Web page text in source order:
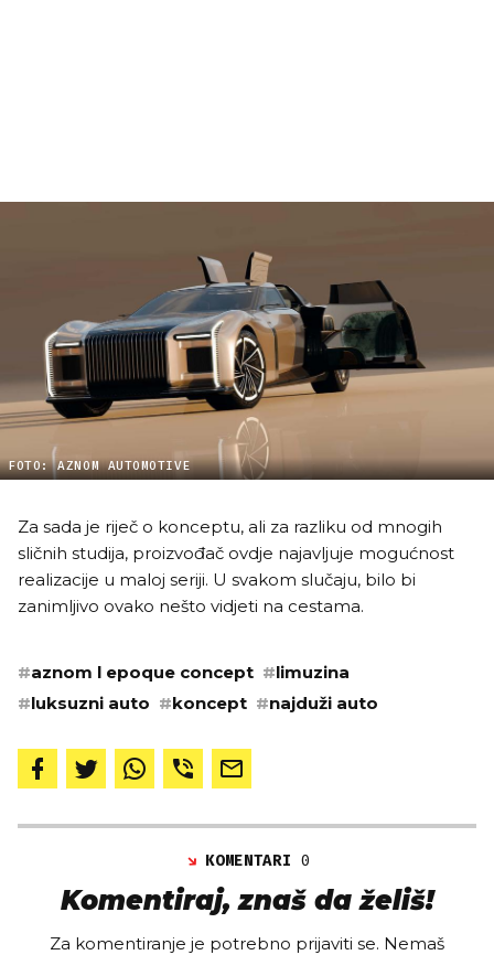
FOTO: AZNOM AUTOMOTIVE
Za sada je riječ o konceptu, ali za razliku od mnogih
sličnih studija, proizvođač ovdje najavljuje mogućnost
realizacije u maloj seriji. U svakom slučaju, bilo bi
zanimljivo ovako nešto vidjeti na cestama.
#aznom l epoque concept #limuzina
#luksuzni auto #koncept #najduži auto
KOMENTARI0
Komentiraj, znaš da želiš!
Za komentiranje je potrebno prijaviti se. Nemaš